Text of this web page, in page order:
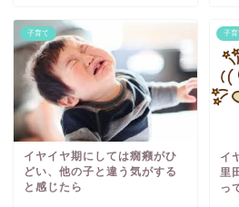
子育て
イヤイヤ期にしては癇癪がひ
どい、他の子と違う気がする
と感じたら
子育
イ
里
っ